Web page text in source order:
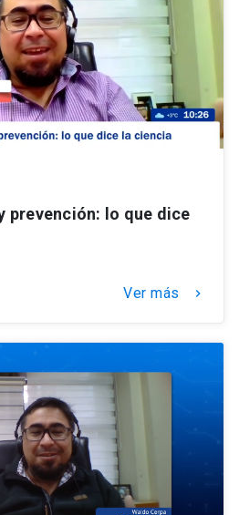
prevención: lo que dice
Ver más keyboard_arrow_right